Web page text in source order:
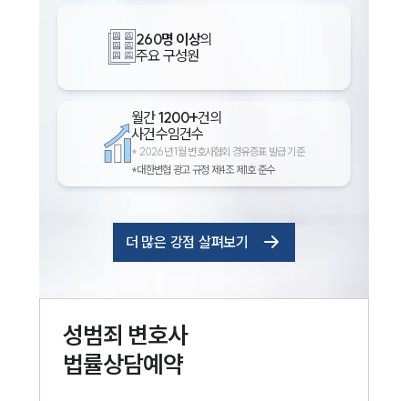
260명 이상의
주요 구성원
월간1200+건의
사건수임건수
* 2026년 1월 변호사협회 경유증표 발급 기준
*대한변협 광고 규정 제4조 제1호 준수
더 많은 강점 살펴보기
성범죄 변호사
법률상담예약